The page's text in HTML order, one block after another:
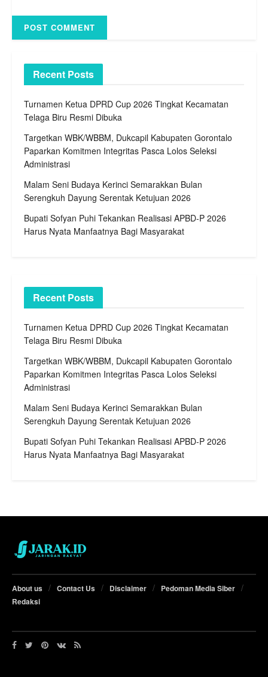
Recent Posts
Turnamen Ketua DPRD Cup 2026 Tingkat Kecamatan
Telaga Biru Resmi Dibuka
Targetkan WBK/WBBM, Dukcapil Kabupaten Gorontalo
Paparkan Komitmen Integritas Pasca Lolos Seleksi
Administrasi
Malam Seni Budaya Kerinci Semarakkan Bulan
Serengkuh Dayung Serentak Ketujuan 2026
Bupati Sofyan Puhi Tekankan Realisasi APBD-P 2026
Harus Nyata Manfaatnya Bagi Masyarakat
Recent Posts
Turnamen Ketua DPRD Cup 2026 Tingkat Kecamatan
Telaga Biru Resmi Dibuka
Targetkan WBK/WBBM, Dukcapil Kabupaten Gorontalo
Paparkan Komitmen Integritas Pasca Lolos Seleksi
Administrasi
Malam Seni Budaya Kerinci Semarakkan Bulan
Serengkuh Dayung Serentak Ketujuan 2026
Bupati Sofyan Puhi Tekankan Realisasi APBD-P 2026
Harus Nyata Manfaatnya Bagi Masyarakat
About us Contact Us Disclaimer
Pedoman Media Siber
Redaksi